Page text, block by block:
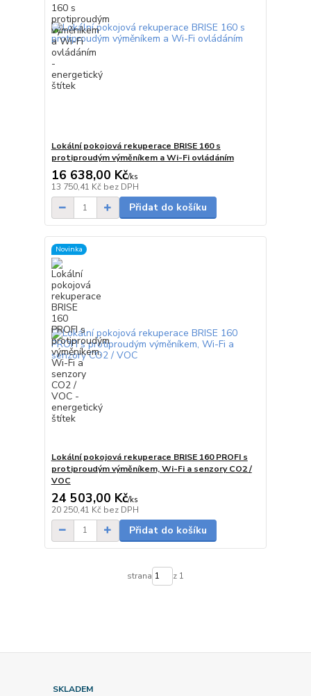
Lokální pokojová rekuperace BRISE 160 s
protiproudým výměníkem a Wi-Fi ovládáním
16 638,00 Kč/ks
13 750,41 Kč bez DPH
Přidat do košíku
Novinka
Lokální pokojová rekuperace BRISE 160 PROFI s
protiproudým výměníkem, Wi-Fi a senzory CO2 /
VOC
24 503,00 Kč/ks
20 250,41 Kč bez DPH
Přidat do košíku
strana z 1
SKLADEM